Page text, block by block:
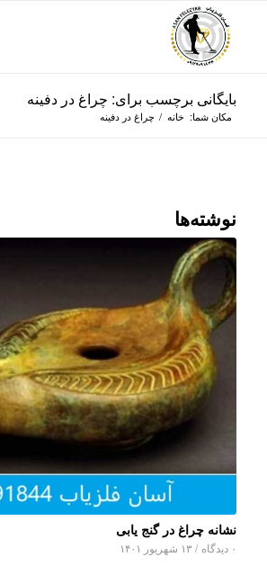
بایگانی برچسب برای: چراغ در دفینه
مکان شما: خانه / چراغ در دفینه
نوشته‌ها
نشانه چراغ در گنج یابی
۰ دیدگاه / ۱۳ شهریور ۱۴۰۱